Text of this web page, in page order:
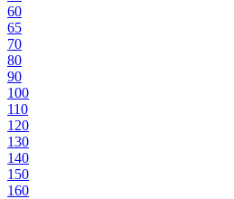
60
65
70
80
90
100
110
120
130
140
150
160